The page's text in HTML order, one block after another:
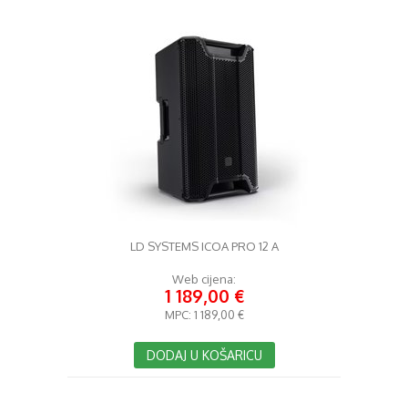
LD SYSTEMS ICOA PRO 12 A
Web cijena:
1 189,00 €
MPC: 1 189,00 €
DODAJ U KOŠARICU